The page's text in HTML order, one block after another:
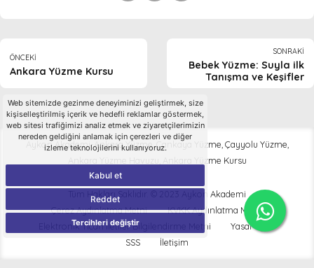
Web sitemizde gezinme deneyiminizi geliştirmek, size
kişiselleştirilmiş içerik ve hedefli reklamlar göstermek,
web sitesi trafiğimizi analiz etmek ve ziyaretçilerimizin
nereden geldiğini anlamak için çerezleri ve diğer
izleme teknolojilerini kullanıyoruz.
Kabul et
Reddet
Tercihleri değiştir
ÖNCEKI
Ankara Yüzme Kursu
SONRAKI
Bebek Yüzme: Suyla ilk
Tanışma ve Keşifler
Aykon Akademi-Ankara Yüzme, Çankaya Yüzme, Çayyolu Yüzme,
Ankara Yüzme Havuzu, Ankara Yüzme Kursu
Tüm Hakları Saklıdır. © 2023 Aykon Akademi
Çerez Aydınlatma Metni
KVKK Aydınlatma Metni
Elektronik Ticari İletiler Bilgilendirme Metni
Yasal Uyarı
SSS
İletişim